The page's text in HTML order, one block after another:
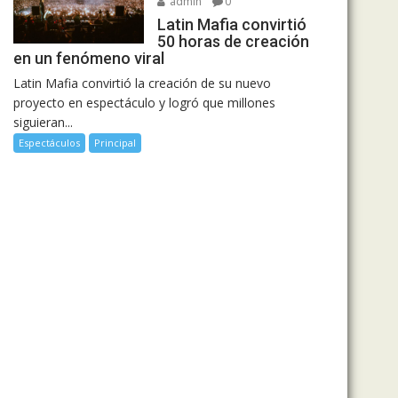
Latin Mafia convirtió
50 horas de creación
en un fenómeno viral
Latin Mafia convirtió la creación de su nuevo
proyecto en espectáculo y logró que millones
siguieran...
Espectáculos Principal